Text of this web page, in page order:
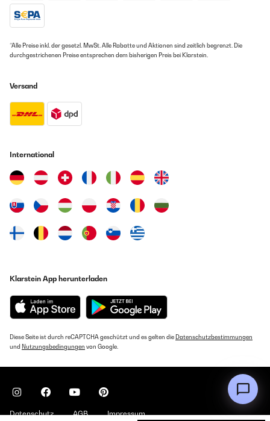
*Alle Preise inkl. der gesetzl. MwSt. Alle Rabatte und Aktionen sind zeitlich begrenzt. Die
durchgestrichenen Preise entsprechen dem bisherigen Preis bei Klarstein.
Versand
International
Klarstein App herunterladen
Diese Seite ist durch reCAPTCHA geschützt und es gelten die Datenschutzbestimmungen
und Nutzungsbedingungen von Google.
Datenschutz AGB Impressum